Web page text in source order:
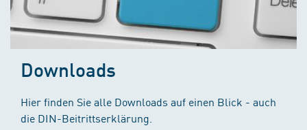
Downloads
Hier finden Sie alle Downloads auf einen Blick - auch
die DIN-Beitrittserklärung.